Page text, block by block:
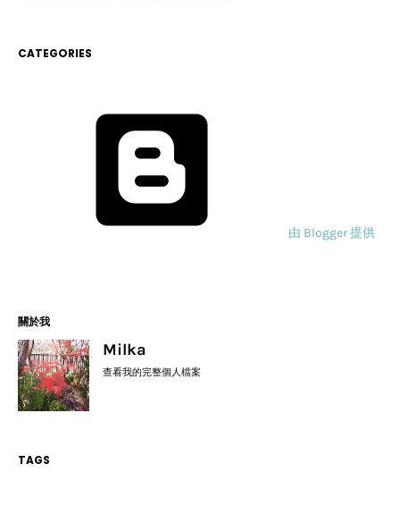
CATEGORIES
由 Blogger 提供
關於我
Milka
查看我的完整個人檔案
TAGS